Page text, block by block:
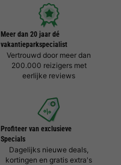
Meer dan 20 jaar dé
vakantieparkspecialist
Vertrouwd door meer dan
200.000 reizigers met
eerlijke reviews
Profiteer van exclusieve
Specials
Dagelijks nieuwe deals,
kortingen en gratis extra's